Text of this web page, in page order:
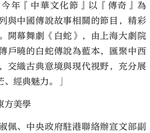
年『中華文化節』以『傳奇』為
與中國傳說故事相關的節目，精彩
開幕舞劇《白蛇》，由上海大劇院
戶曉的白蛇傳說為藍本，匯聚中西
交織古典意境與現代視野，充分展
經典魅力。」
方美學
佩、中央政府駐港聯絡辦宣文部副